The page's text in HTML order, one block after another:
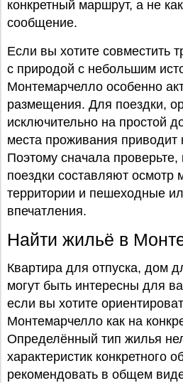
конкретный маршрут, а не
сообщение.
Если вы хотите совместить
с природой с небольшим
Монтемарчелло особенно
размещения. Для поездки,
исключительно на простой
места проживания приводит
Поэтому сначала
поездки составляют осмотр
территории и пешеходные
впечатления.
Найти жильё в
Квартира для отпуска, дом
могут быть интересны для
если вы хотите
Монтемарчелло как на
Определённый тип жилья
характеристик конкретного
рекомендовать в общем